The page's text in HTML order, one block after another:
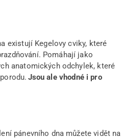
existují Kegelovy cviky, které
Pomáhají jako
anatomických odchylek, které
Jsou ale vhodné i pro
pánevního dna můžete vidět na